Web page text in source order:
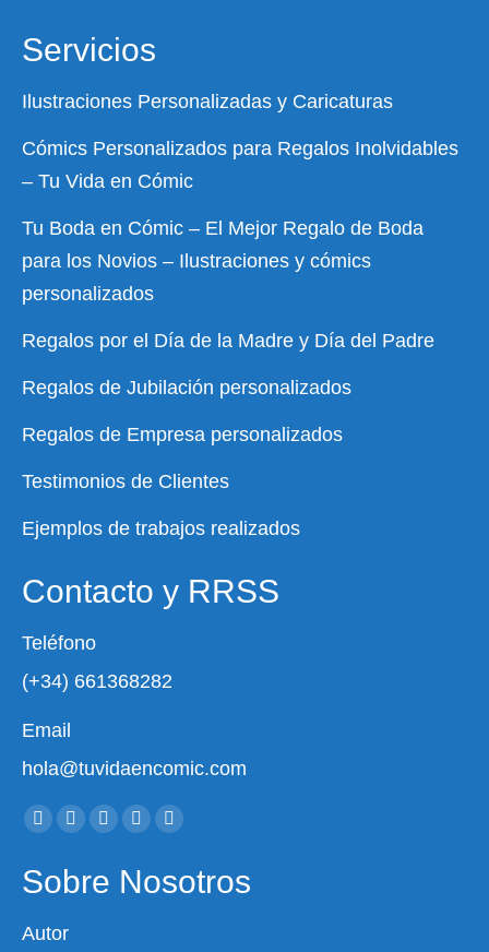
Servicios
Ilustraciones Personalizadas y Caricaturas
Cómics Personalizados para Regalos Inolvidables
– Tu Vida en Cómic
Tu Boda en Cómic – El Mejor Regalo de Boda
para los Novios – Ilustraciones y cómics
personalizados
Regalos por el Día de la Madre y Día del Padre
Regalos de Jubilación personalizados
Regalos de Empresa personalizados
Testimonios de Clientes
Ejemplos de trabajos realizados
Contacto y RRSS
Teléfono
(+34) 661368282
Email
hola@tuvidaencomic.com
Encuéntranos en:
Sobre Nosotros
Autor